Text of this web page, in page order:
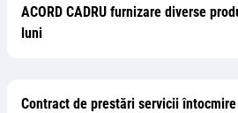
ACORD CADRU furnizare diverse
luni
Contract de prestări servicii